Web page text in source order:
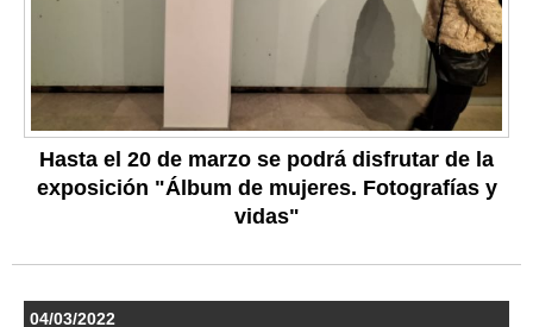
Hasta el 20 de marzo se podrá disfrutar de la
exposición "Álbum de mujeres. Fotografías y
vidas"
04/03/2022